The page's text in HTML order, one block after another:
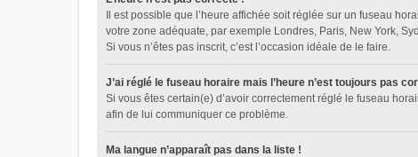
Il est possible que l’heure affichée soit réglée sur un fuseau
votre zone adéquate, par exemple Londres, Paris, New York,
Si vous n’êtes pas inscrit, c’est l’occasion idéale de le faire.
J’ai réglé le fuseau horaire mais l’heure n’est toujours pas
Si vous êtes certain(e) d’avoir correctement réglé le fuseau
afin de lui communiquer ce problème.
Ma langue n’apparaît pas dans la liste !